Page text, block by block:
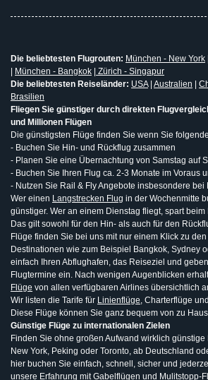
Die beliebtesten Flugrouten: München - New York
München - Bangkok
Zürich - Singapur
Die beliebtesten Reiseländer: USA| Australien
Brasilien
Fliegen Sie günstiger durch direkten
und Millionen Flügen
Die günstigsten Flüge finden Sie wenn Sie
- Buchen Sie Hin- und Rückflug zusammen
- Planen Sie eine Übernachtung von Samstag auf
- Buchen Sie Ihren Flug ca. 2-3 Monate im Voraus
- Nutzen Sie Rail & Fly Angebote insbesondere bei
Wer einen Langstrecken Flug in der Wochenmitte
günstiger. Wer an einem Dienstag fliegt, spart
Das gilt sowohl für den Hin- als auch für den
Flüge finden Sie bei uns mit nur einem Klick zu
Destinationen wie zum Beispiel Bangkok, Sydney
einfach Ihren Abflughafen, das Reiseziel und
Flugtermine ein. Nach wenigen Augenblicken
Flüge von allen verfügbaren Airlines übersichtlich
Wir listen die Tarife für Linienflüge, Charterflüge und
Diese Flüge können Sie ganz bequem von zu
Günstige Flüge zu internationalen Zielen
Finden Sie ohne großen Aufwand wirklich
New York, Peking oder Toronto, ab Deutschland
hier buchen Sie einfach, schnell, sicher und
unsere Erfahrung mitGabelflügen und Mulitstopp-